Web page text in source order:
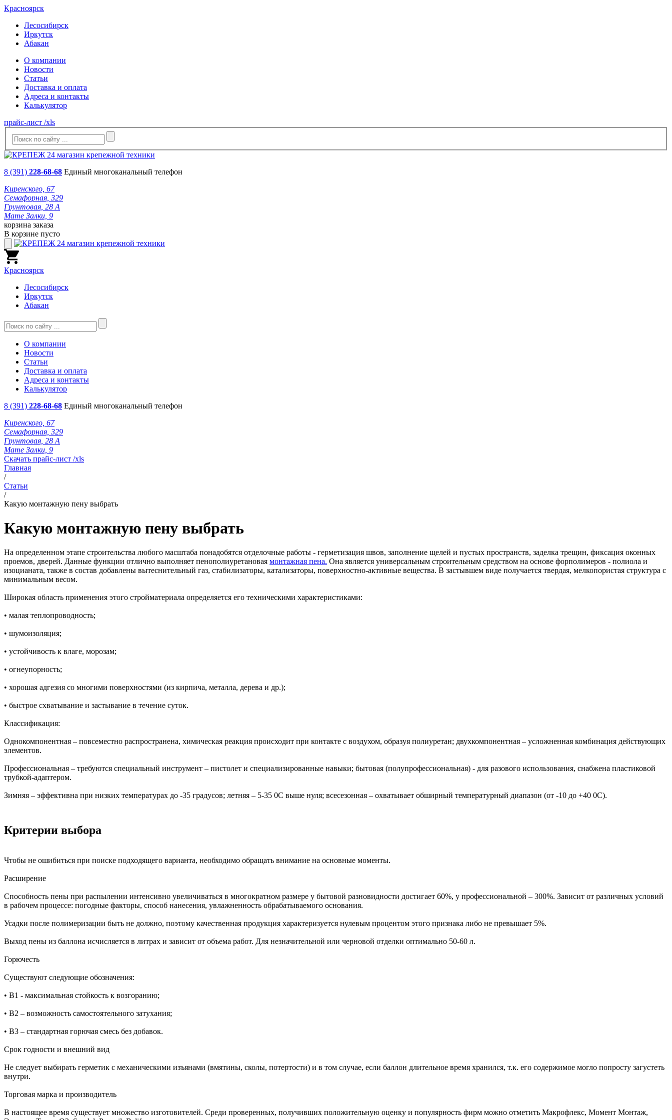
Красноярск
Лесосибирск
Иркутск
Абакан
О компании
Новости
Статьи
Доставка и оплата
Адреса и контакты
Калькулятор
прайс-лист /xls
8 (391) 228-68-68 Единый многоканальный телефон
Киренского, 67
Семафорная, 329
Грунтовая, 28 А
Мате Залки, 9
корзина заказа
В корзине пусто
Красноярск
Лесосибирск
Иркутск
Абакан
О компании
Новости
Статьи
Доставка и оплата
Адреса и контакты
Калькулятор
8 (391) 228-68-68 Единый многоканальный телефон
Киренского, 67
Семафорная, 329
Грунтовая, 28 А
Мате Залки, 9
Скачать прайс-лист /xls
Главная
/
Статьи
/
Какую монтажную пену выбрать
Какую монтажную пену выбрать
На определенном этапе строительства любого масштаба понадобятся отделочные работы - герметизация швов, заполнение щелей и пустых пространств, заделка трещин, фиксация оконных
проемов, дверей. Данные функции отлично выполняет пенополиуретановая монтажная пена. Она является универсальным строительным средством на основе форполимеров - полиола и
изоцианата, также в состав добавлены вытеснительный газ, стабилизаторы, катализаторы, поверхностно-активные вещества. В застывшем виде получается твердая, мелкопористая структура с
минимальным весом.
Широкая область применения этого стройматериала определяется его техническими характеристиками:
• малая теплопроводность;
• шумоизоляция;
• устойчивость к влаге, морозам;
• огнеупорность;
• хорошая адгезия со многими поверхностями (из кирпича, металла, дерева и др.);
• быстрое схватывание и застывание в течение суток.
Классификация:
Однокомпонентная – повсеместно распространена, химическая реакция происходит при контакте с воздухом, образуя полиуретан; двухкомпонентная – усложненная комбинация действующих
элементов.
Профессиональная – требуются специальный инструмент – пистолет и специализированные навыки; бытовая (полупрофессиональная) - для разового использования, снабжена пластиковой
трубкой-адаптером.
Зимняя – эффективна при низких температурах до -35 градусов; летняя – 5-35 0С выше нуля; всесезонная – охватывает обширный температурный диапазон (от -10 до +40 0С).
Критерии выбора
Чтобы не ошибиться при поиске подходящего варианта, необходимо обращать внимание на основные моменты.
Расширение
Способность пены при распылении интенсивно увеличиваться в многократном размере у бытовой разновидности достигает 60%, у профессиональной – 300%. Зависит от различных условий
в рабочем процессе: погодные факторы, способ нанесения, увлажненность обрабатываемого основания.
Усадки после полимеризации быть не должно, поэтому качественная продукция характеризуется нулевым процентом этого признака либо не превышает 5%.
Выход пены из баллона исчисляется в литрах и зависит от объема работ. Для незначительной или черновой отделки оптимально 50-60 л.
Горючесть
Существуют следующие обозначения:
• В1 - максимальная стойкость к возгоранию;
• В2 – возможность самостоятельного затухания;
• В3 – стандартная горючая смесь без добавок.
Срок годности и внешний вид
Не следует выбирать герметик с механическими изъянами (вмятины, сколы, потертости) и в том случае, если баллон длительное время хранился, т.к. его содержимое могло попросту загустеть
внутри.
Торговая марка и производитель
В настоящее время существует множество изготовителей. Среди проверенных, получивших положительную оценку и популярность фирм можно отметить Макрофлекс, Момент Монтаж,